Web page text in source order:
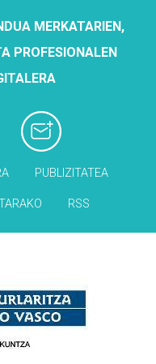
MERKATARIEN,
PROFESIONALEN
PUBLIZITATEA
RSS